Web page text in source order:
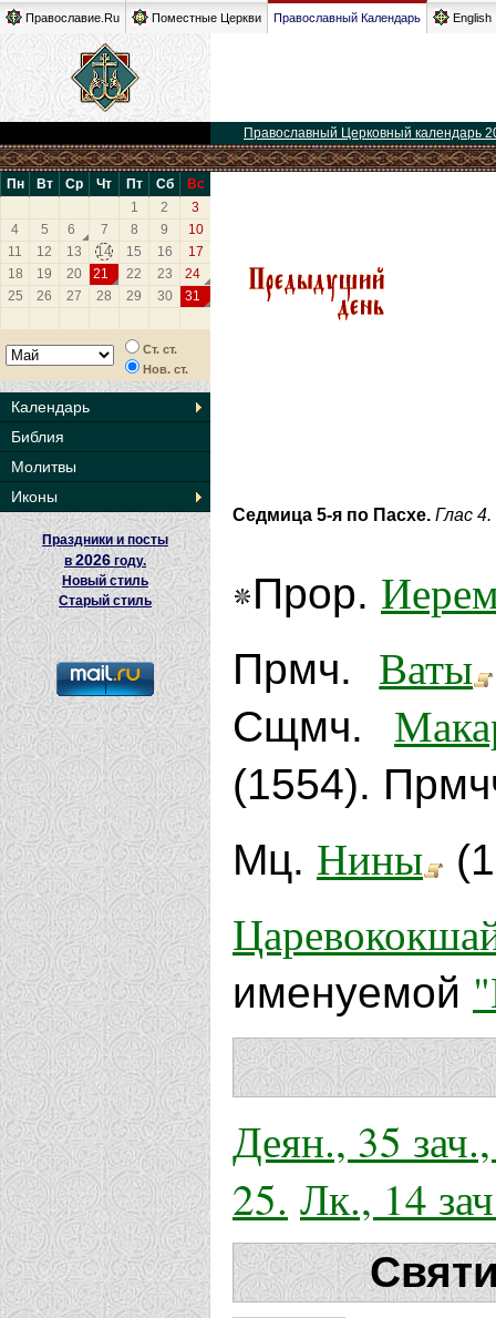
Православие.Ru Поместные Церкви Православный Календарь English
Православный Церковный календарь
Пн Вт Ср Чт Пт Сб
Вс
1
2
3
4
5 6 7 8 9
10
11
12 13 14 15 16
17
18
19 20 21 22 23
24
25
26 27 28 29 30 31
Ст. ст.
Нов. ст.
Календарь
Библия
Молитвы
Иконы
Праздники и посты
в2026 году.
Новый стиль
Старый стиль
Седмица 5-я по Пасхе. Глас 4.
Прор.
Прмч. Ваты
Сщмч.
(1554).
Мц. Нины
именуемой
Деян., 35
25. Лк., 14